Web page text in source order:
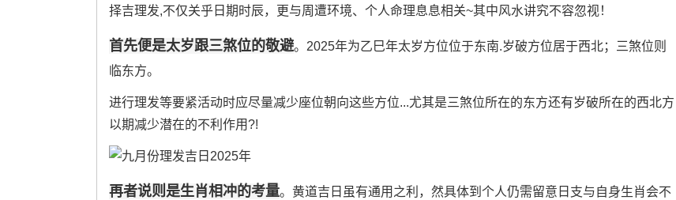
择吉理发,不仅关乎日期时辰，更与周遭环境、个人命理息息相关~其中风水讲究不容忽视！
首先便是太岁跟三煞位的敬避。2025年为乙巳年太岁方位位于东南.岁破方位居于西北；三煞位则
临东方。
进行理发等要紧活动时应尽量减少座位朝向这些方位...尤其是三煞位所在的东方还有岁破所在的西北方
以期减少潜在的不利作用?!
再者说则是生肖相冲的考量。黄道吉日虽有通用之利，然具体到个人仍需留意日支与自身生肖会不